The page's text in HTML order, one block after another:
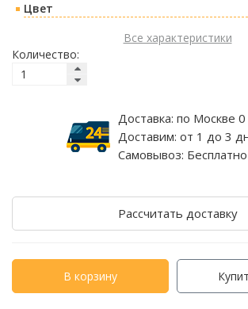
Цвет
Все характеристики
Количество:
Доставка: по Москве 0
Доставим: от 1 до 3
Самовывоз:
Рассчитать доставку
В корзину